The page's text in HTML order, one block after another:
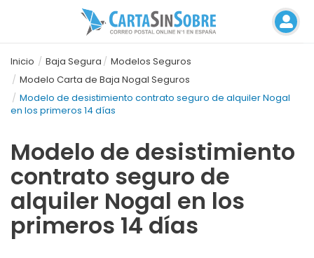
Inicio Baja Segura
Modelos Seguros
Modelo Carta de Baja Nogal Seguros
Modelo de desistimiento contrato seguro de alquiler Nogal
en los primeros 14 días
Modelo de desistimiento
contrato seguro de
alquiler Nogal en los
primeros 14 días